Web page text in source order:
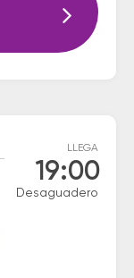
LLEGA
19:00
Desaguadero